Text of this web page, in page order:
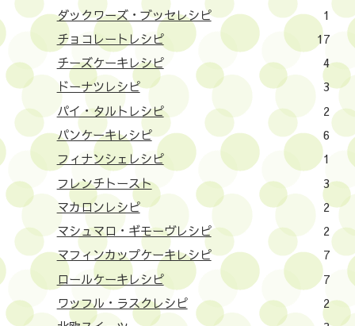
ダックワーズ・ブッセレシピ
1
チョコレートレシピ
17
チーズケーキレシピ
4
ドーナツレシピ
3
パイ・タルトレシピ
2
パンケーキレシピ
6
フィナンシェレシピ
1
フレンチトースト
3
マカロンレシピ
2
マシュマロ・ギモーヴレシピ
2
マフィンカップケーキレシピ
7
ロールケーキレシピ
7
ワッフル・ラスクレシピ
2